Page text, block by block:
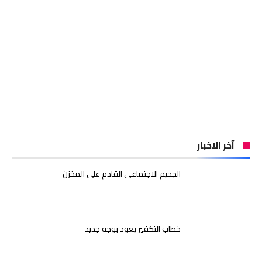
آخر الاخبار
الجحيم الاجتماعي القادم على المخزن
خطاب التكفير يعود بوجه جديد